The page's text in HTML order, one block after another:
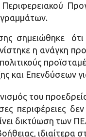
σημειώθηκε
η ανάγκη
και Επενδύσεων
του
περιφέρειες
δικτύωση των